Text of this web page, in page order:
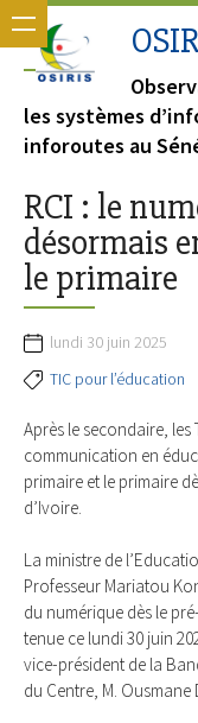
les systèmes
inforoutes au
RCI : le
désormais
le primaire
lundi 30 juin 2025
TIC pour l’éducation
Après le secondaire,
communication en
primaire et le primaire
d’Ivoire.
La ministre de
Professeur Mariatou
du numérique dès le
tenue ce lundi 30 juin
vice-président de la
du Centre, M. Ousmane